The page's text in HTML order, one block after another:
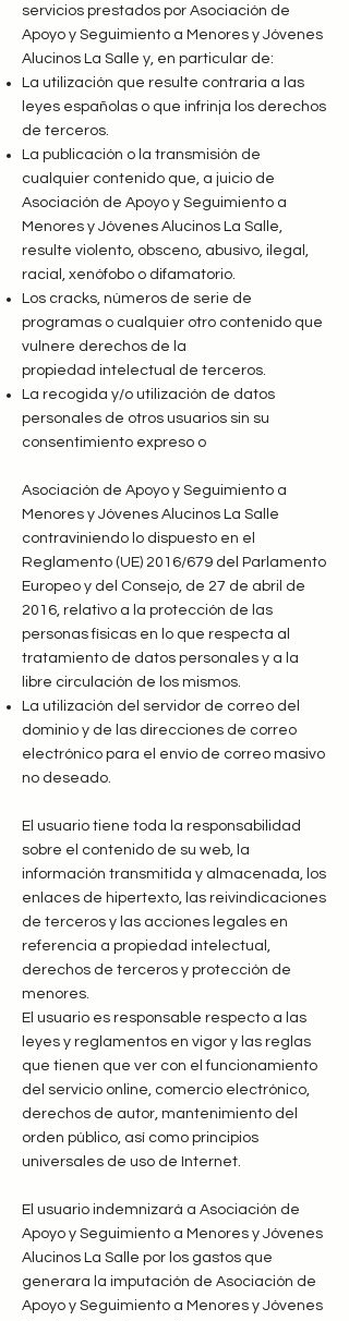
servicios prestados por Asociación de
Apoyo y Seguimiento a Menores y Jóvenes
Alucinos La Salle y, en particular de:
La utilización que resulte contraria a las
leyes españolas o que infrinja los derechos
de terceros.
La publicación o la transmisión de
cualquier contenido que, a juicio de
Asociación de Apoyo y Seguimiento a
Menores y Jóvenes Alucinos La Salle,
resulte violento, obsceno, abusivo, ilegal,
racial, xenófobo o difamatorio.
Los cracks, números de serie de
programas o cualquier otro contenido que
vulnere derechos de la
propiedad intelectual de terceros.
La recogida y/o utilización de datos
personales de otros usuarios sin su
consentimiento expreso o
Asociación de Apoyo y Seguimiento a
Menores y Jóvenes Alucinos La Salle
contraviniendo lo dispuesto en el
Reglamento (UE) 2016/679 del Parlamento
Europeo y del Consejo, de 27 de abril de
2016, relativo a la protección de las
personas físicas en lo que respecta al
tratamiento de datos personales y a la
libre circulación de los mismos.
La utilización del servidor de correo del
dominio y de las direcciones de correo
electrónico para el envío de correo masivo
no deseado.
El usuario tiene toda la responsabilidad
sobre el contenido de su web, la
información transmitida y almacenada, los
enlaces de hipertexto, las reivindicaciones
de terceros y las acciones legales en
referencia a propiedad intelectual,
derechos de terceros y protección de
menores.
El usuario es responsable respecto a las
leyes y reglamentos en vigor y las reglas
que tienen que ver con el funcionamiento
del servicio online, comercio electrónico,
derechos de autor, mantenimiento del
orden público, así como principios
universales de uso de Internet.
El usuario indemnizará a Asociación de
Apoyo y Seguimiento a Menores y Jóvenes
Alucinos La Salle por los gastos que
generara la imputación de Asociación de
Apoyo y Seguimiento a Menores y Jóvenes